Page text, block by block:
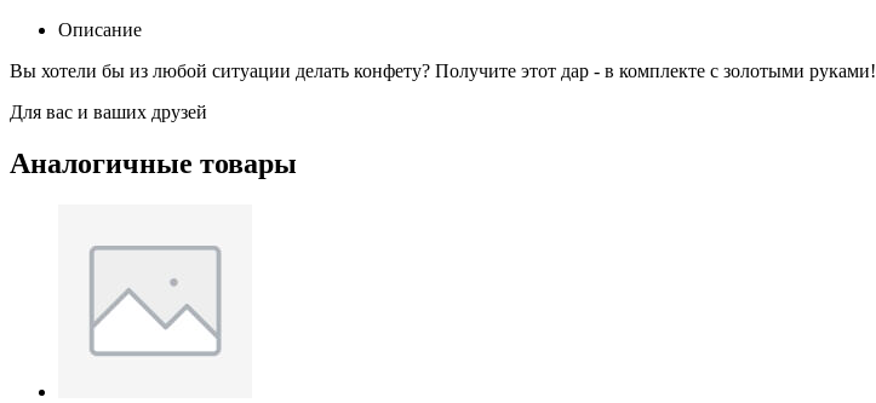
Описание
Вы хотели бы из любой ситуации делать конфету? Получите этот дар - в комплекте с золотыми руками!
Для вас и ваших друзей
Аналогичные товары